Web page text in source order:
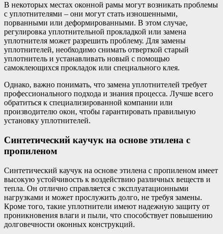
В некоторых местах оконной рамы могут возникать проблемы
с уплотнителями – они могут стать изношенными,
порванными или деформированными. В этом случае,
регулировка уплотнительной прокладкой или замена
уплотнителя может разрешить проблему. Для замены
уплотнителей, необходимо снимать отверткой старый
уплотнитель и устанавливать новый с помощью
самоклеющихся прокладок или специального клея.
Однако, важно понимать, что замена уплотнителей требует
профессионального подхода и знания процесса. Лучше всего
обратиться к специализированной компании или
производителю окон, чтобы гарантировать правильную
установку уплотнителей.
Синтетический каучук на основе этилена с
пропиленом
Синтетический каучук на основе этилена с пропиленом имеет
высокую устойчивость к воздействию различных веществ и
тепла. Он отлично справляется с эксплуатационными
нагрузками и может прослужить долго, не требуя замены.
Кроме того, такие уплотнители имеют надежную защиту от
проникновения влаги и пыли, что способствует повышению
долговечности оконных конструкций.